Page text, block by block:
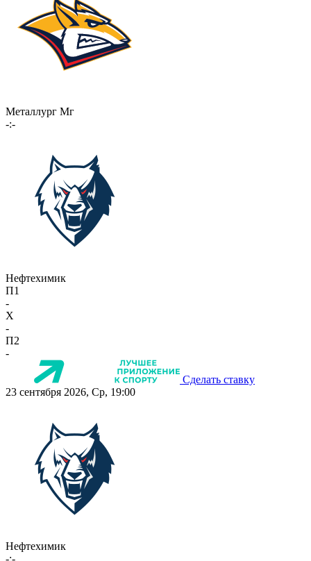
Металлург Мг
-:-
Нефтехимик
П1
-
X
-
П2
-
Сделать ставку
23 сентября 2026, Ср, 19:00
Нефтехимик